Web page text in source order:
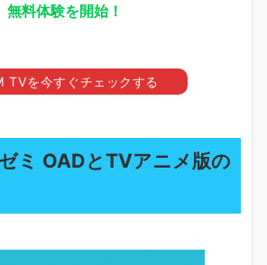
無料体験を開始！
TVを今すぐチェックする
ゼミ OADとTVアニメ版の